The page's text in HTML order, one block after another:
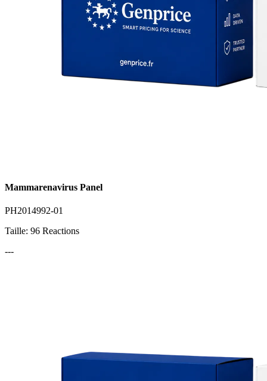
Mammarenavirus Panel
PH2014992-01
Taille: 96 Reactions
---